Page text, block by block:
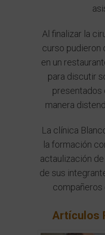
Al finalizar la
curso pudieron
en un
para discutir
presentados
manera
La clínica
la formación
actaulización
de sus
compañeros
Artículos